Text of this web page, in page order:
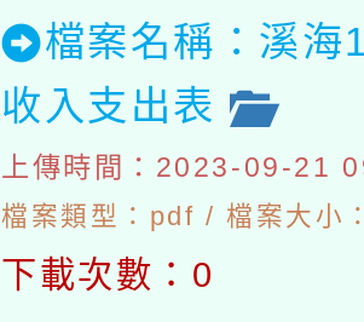
檔案名稱：溪海
收入支出表
上傳時間：2023-09-21
檔案類型：pdf / 檔案大小
下載次數：0